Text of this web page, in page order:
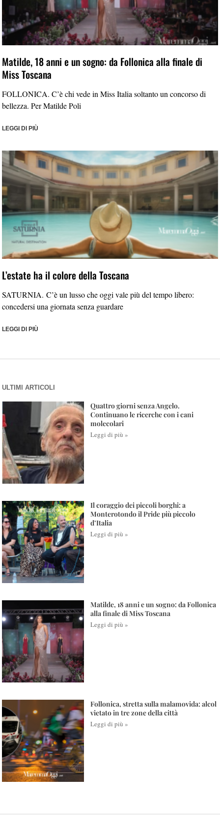
Matilde, 18 anni e un sogno: da Follonica alla finale di
Miss Toscana
FOLLONICA. C’è chi vede in Miss Italia soltanto un concorso di
bellezza. Per Matilde Poli
LEGGI DI PIÙ
L’estate ha il colore della Toscana
SATURNIA. C’è un lusso che oggi vale più del tempo libero:
concedersi una giornata senza guardare
LEGGI DI PIÙ
ULTIMI ARTICOLI
Quattro giorni senza Angelo.
Continuano le ricerche con i cani
molecolari
Leggi di più »
Il coraggio dei piccoli borghi: a
Monterotondo il Pride più piccolo
d’Italia
Leggi di più »
Matilde, 18 anni e un sogno: da Follonica
alla finale di Miss Toscana
Leggi di più »
Follonica, stretta sulla malamovida: alcol
vietato in tre zone della città
Leggi di più »